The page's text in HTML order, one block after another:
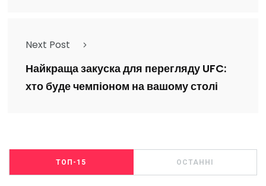
Next Post
Найкраща закуска для перегляду UFC:
хто буде чемпіоном на вашому столі
ТОП-15 ОСТАННІ